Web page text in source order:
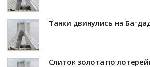
Танки двинулись на
Слиток золота по